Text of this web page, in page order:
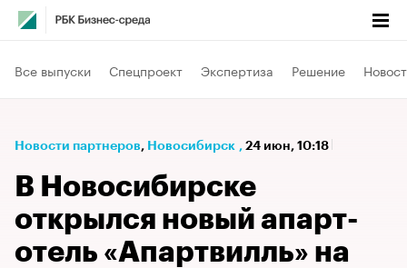
Все выпуски Спецпроект Экспертиза Решение
Новости партнеров⁠, Новосибирск , 24 июн, 10:18
В Новосибирске
открылся новый апарт-
отель «Апартвилль» на